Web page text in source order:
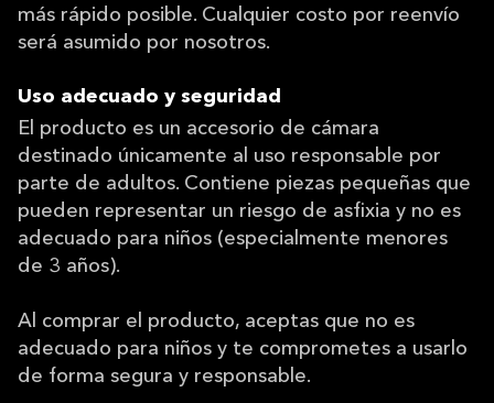
más rápido posible. Cualquier costo por reenvío
será asumido por nosotros.
Uso adecuado y seguridad
El producto es un accesorio de cámara
destinado únicamente al uso responsable por
parte de adultos. Contiene piezas pequeñas que
pueden representar un riesgo de asfixia y no es
adecuado para niños (especialmente menores
de 3 años).
Al comprar el producto, aceptas que no es
adecuado para niños y te comprometes a usarlo
de forma segura y responsable.